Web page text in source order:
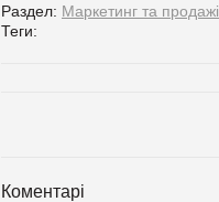
Раздел: Маркетинг та продажі
Теги:
Коментарі